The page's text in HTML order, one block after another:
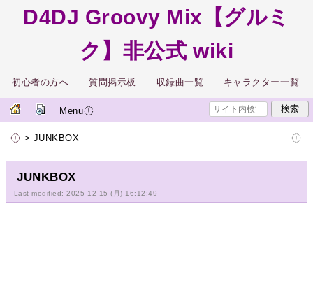
D4DJ Groovy Mix【グルミ
ク】非公式 wiki
初心者の方へ 質問掲示板 収録曲一覧 キャラクター一覧
Menu
> JUNKBOX
JUNKBOX
Last-modified: 2025-12-15 (月) 16:12:49